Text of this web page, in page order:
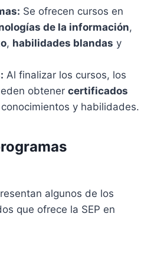
Se ofrecen cursos en
de la información,
, habilidades blandas y
Al finalizar los cursos, los
obtener certificados
y habilidades.
algunos de los
que ofrece la SEP en